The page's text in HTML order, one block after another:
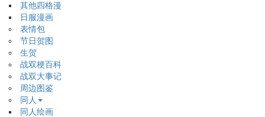
其他四格漫
日服漫画
表情包
节日贺图
生贺
战双梗百科
战双大事记
周边图鉴
同人
同人绘画